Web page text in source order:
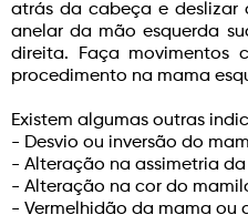
atrás da cabeça e deslizar
anelar da mão esquerda
direita. Faça movimentos
procedimento na mama
Existem algumas outras
- Desvio ou inversão do
- Alteração na assimetria
- Alteração na cor do
- Vermelhidão da mama ou